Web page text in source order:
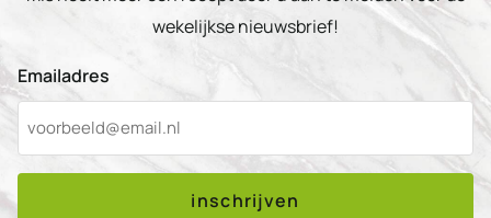
wekelijkse nieuwsbrief!
Emailadres
inschrijven